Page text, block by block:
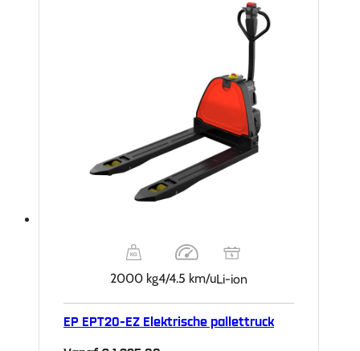
2000 kg4/4.5 km/uLi-ion
EP EPT20-EZ Elektrische pallettruck